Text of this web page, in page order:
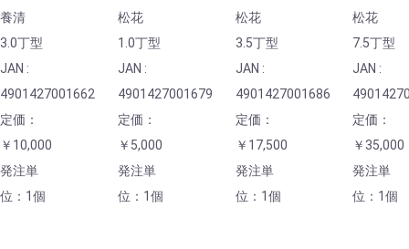
養清
3.0丁型
JAN :
4901427001662
定価：
￥10,000
発注単
位：1個
松花
1.0丁型
JAN :
4901427001679
定価：
￥5,000
発注単
位：1個
松花
3.5丁型
JAN :
4901427001686
定価：
￥17,500
発注単
位：1個
松花
7.5丁型
JAN :
定価：
￥35,000
発注単
位：1個